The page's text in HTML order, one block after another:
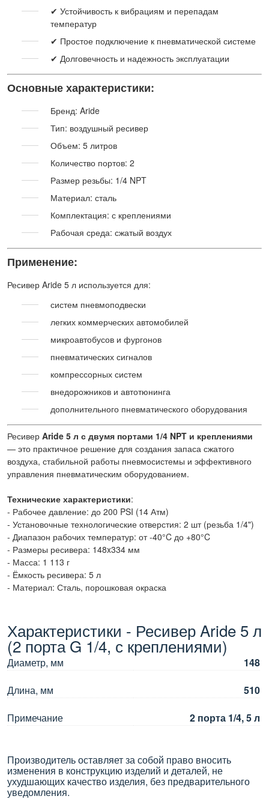
✔ Устойчивость к вибрациям и перепадам
температур
✔ Простое подключение к пневматической системе
✔ Долговечность и надежность эксплуатации
Основные характеристики:
Бренд: Aride
Тип: воздушный ресивер
Объем: 5 литров
Количество портов: 2
Размер резьбы: 1/4 NPT
Материал: сталь
Комплектация: с креплениями
Рабочая среда: сжатый воздух
Применение:
Ресивер Aride 5 л используется для:
систем пневмоподвески
легких коммерческих автомобилей
микроавтобусов и фургонов
пневматических сигналов
компрессорных систем
внедорожников и автотюнинга
дополнительного пневматического оборудования
Ресивер Aride 5 л с двумя портами 1/4 NPT и креплениями
— это практичное решение для создания запаса сжатого
воздуха, стабильной работы пневмосистемы и эффективного
управления пневматическим оборудованием.
Технические характеристики:
- Рабочее давление: до 200 PSI (14 Атм)
- Установочные технологические отверстия: 2 шт (резьба 1/4")
- Диапазон рабочих температур: от -40°C до +80°C
- Размеры ресивера: 148x334 мм
- Масса: 1 113 г
- Ёмкость ресивера: 5 л
- Материал: Сталь, порошковая окраска
Характеристики - Ресивер Aride 5 л
(2 порта G 1/4, с креплениями)
Диаметр, мм
148
Длина, мм
510
Примечание
2 порта 1/4, 5 л
Производитель оставляет за собой право вносить
изменения в конструкцию изделий и деталей, не
ухудшающих качество изделия, без предварительного
уведомления.